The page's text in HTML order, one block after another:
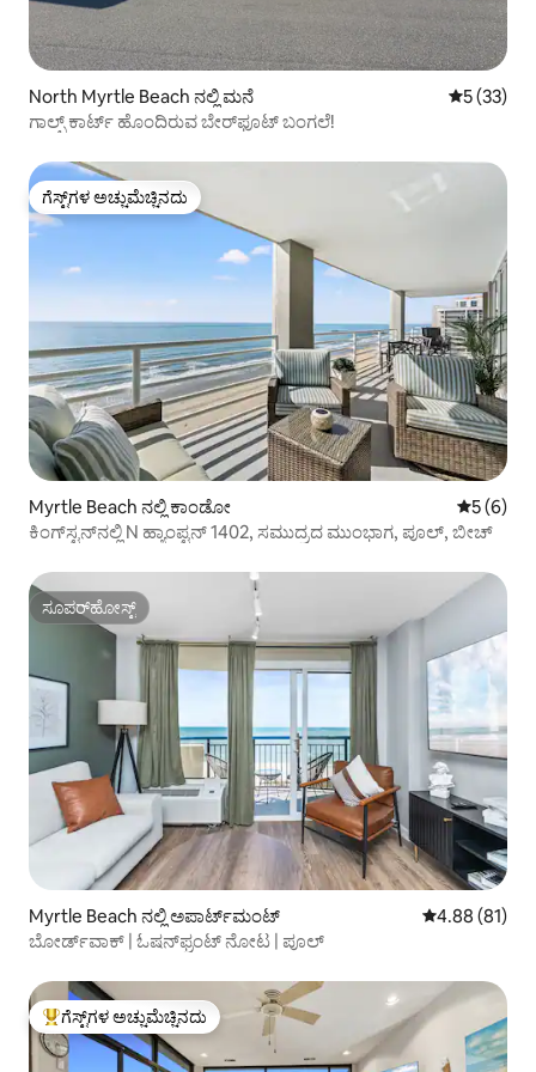
North Myrtle Beach ನಲ್ಲಿ ಮನೆ 5 ರಲ್ಲಿ 5
5 (33)
ಗಾಲ್ಫ್ ಕಾರ್ಟ್‌ ಹೊಂದಿರುವ ಬೇರ್‌ಫೂಟ್ ಬಂಗಲೆ!
ಗೆಸ್ಟ್‌ಗಳ ಅಚ್ಚುಮೆಚ್ಚಿನದು
ಗೆಸ್ಟ್‌ಗಳ ಅಚ್ಚುಮೆಚ್ಚಿನದು
Myrtle Beach ನಲ್ಲಿ ಕಾಂಡೋ 5 ರಲ್ಲಿ 5
5 (6)
ಕಿಂಗ್‌ಸ್ಟನ್‌ನಲ್ಲಿ N ಹ್ಯಾಂಪ್ಟನ್ 1402, ಸಮುದ್ರದ ಮುಂಭಾಗ, ಪೂಲ್, ಬೀಚ್
ಸೂಪರ್‌ಹೋಸ್ಟ್
ಸೂಪರ್‌ಹೋಸ್ಟ್
Myrtle Beach ನಲ್ಲಿ ಅಪಾರ್ಟ್‌ಮಂಟ್ 5 ರಲ್ಲಿ 4.88
4.88 (81)
ಬೋರ್ಡ್‌ವಾಕ್ | ಓಷನ್‌ಫ್ರಂಟ್ ನೋಟ | ಪೂಲ್
ಗೆಸ್ಟ್‌ಗಳಿಗೆ ಅತಿ ಹೆಚ್ಚು ಅಚ್ಚುಮೆಚ್ಚಿನದು
ಗೆಸ್ಟ್‌ಗಳ ಅಚ್ಚುಮೆಚ್ಚಿನದು